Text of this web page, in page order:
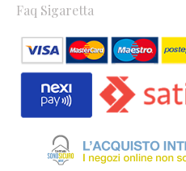
Faq Sigaretta